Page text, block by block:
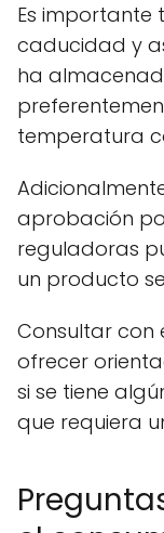
Es importante
caducidad y
ha
temperatura
aprobación
reguladoras
un producto
Consultar con
ofrecer
si se tiene
que requiera